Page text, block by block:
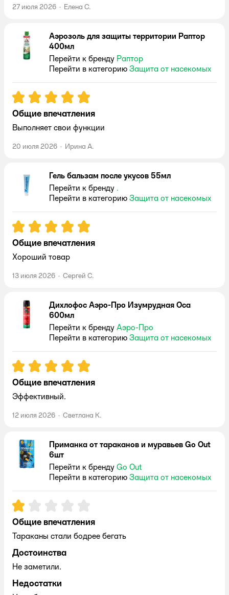
27 июля 2026 · Елена С.
Аэрозоль для защиты территории Раптор
400мл
Перейти к бренду Раптор
Перейти в категорию Защита от насекомых
Рейтинг:5
Общие впечатления
Выполняет свои функции
20 июля 2026 · Ирина А.
Гель бальзам после укусов 55мл
Перейти к бренду .
Перейти в категорию Защита от насекомых
Рейтинг:5
Общие впечатления
Хороший товар
13 июля 2026 · Сергей С.
Дихлофос Аэро-Про Изумрудная Оса
600мл
Перейти к бренду Аэро-Про
Перейти в категорию Защита от насекомых
Рейтинг:5
Общие впечатления
Эффективный.
12 июля 2026 · Светлана К.
Приманка от тараканов и муравьев Go Out
6шт
Перейти к бренду Go Out
Перейти в категорию Защита от насекомых
Рейтинг:1
Общие впечатления
Тараканы стали бодрее бегать
Достоинства
Не заметили.
Недостатки